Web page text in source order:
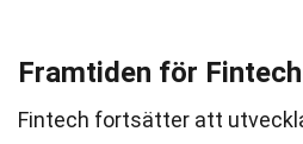
Framtiden för Fintech
Fintech fortsätter att